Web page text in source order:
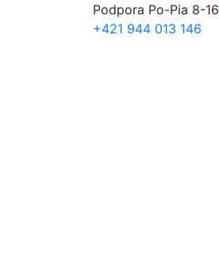
Podpora Po-Pia 8-16
+421 944 013 146